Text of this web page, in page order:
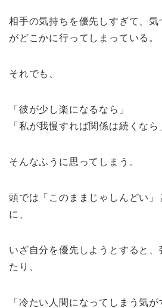
相手の気持ちを優先しすぎて、
がどこかに行ってしまっている。
それでも、
「彼が少し楽になるなら」
「私が我慢すれば関係は続くなら
そんなふうに思ってしまう。
頭では「このままじゃしんどい
に、
いざ自分を優先しようとすると、
たり、
「冷たい人間になってしまう気